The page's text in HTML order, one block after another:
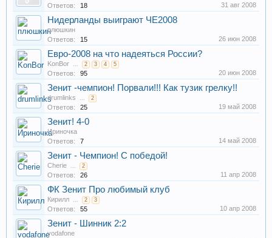
Ответов:
18 31 авг 2008
Нидерланды выиграют ЧЕ2008
плюшкин
Ответов:
15 26 июн 2008
Евро-2008 на что надеяться России?
KonBor ... 2 3 4 5
Ответов: 95 20 июн 2008
Зенит -чемпион! Порвали!!! Как тузик грелку!!
drumlinks ... 2
Ответов: 25 19 май 2008
Зенит! 4-0
Ириночка
Ответов:
7 14 май 2008
Зенит - Чемпион! С победой!
Cherie ... 2
Ответов: 26 11 апр 2008
ФК Зенит Про любимый клуб
Кирилл ... 2 3
Ответов: 55 10 апр 2008
Зенит - Шинник 2:2
vodafone